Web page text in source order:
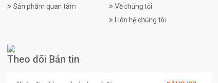
Sản phẩm quan tâm
Về chúng tôi
Liên hệ chúng tôi
Theo dõi Bản tin